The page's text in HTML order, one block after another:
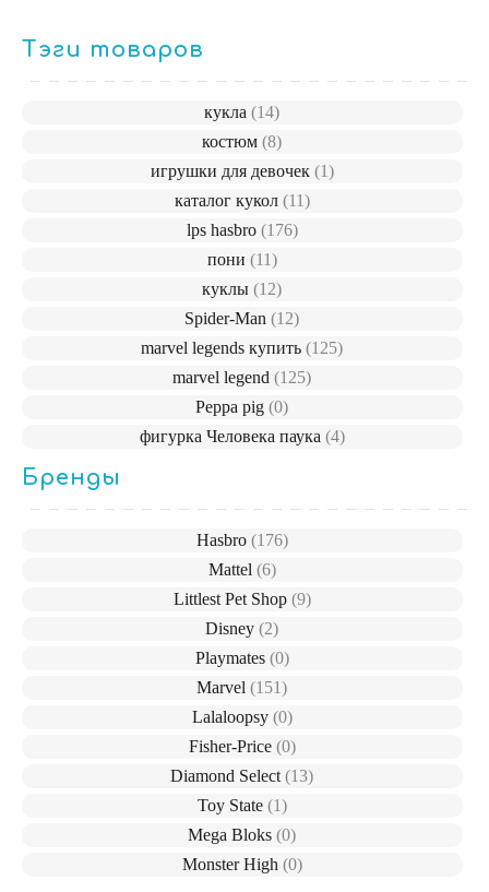
Тэги товаров
кукла(14)
костюм(8)
игрушки для девочек (1)
каталог кукол (11)
lps hasbro (176)
пони (11)
куклы(12)
Spider-Man(12)
marvel legends купить(125)
marvel legend(125)
Peppa pig(0)
фигурка Человека паука (4)
Бренды
Hasbro (176)
Mattel (6)
Littlest Pet Shop (9)
Disney(2)
Playmates (0)
Marvel(151)
Lalaloopsy (0)
Fisher-Price (0)
Diamond Select(13)
Toy State (1)
Mega Bloks(0)
Monster High (0)